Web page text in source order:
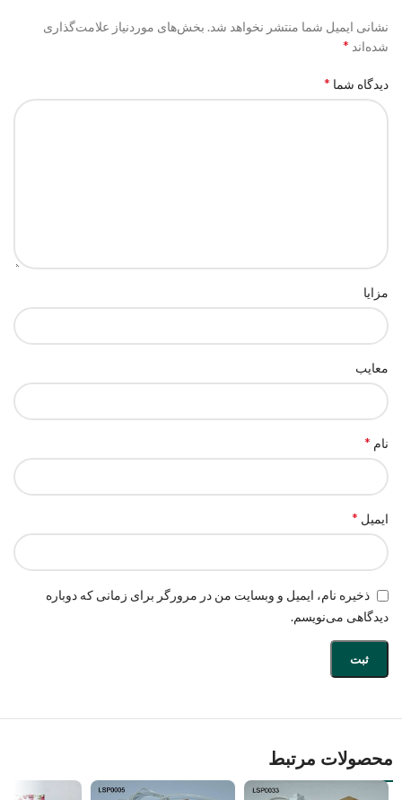
نشانی ایمیل شما منتشر نخواهد شد. بخش‌های موردنیاز علامت‌گذاری
شده‌اند *
دیدگاه شما *
مزایا
معایب
نام *
ایمیل *
ذخیره نام، ایمیل و وبسایت من در مرورگر برای زمانی که دوباره
دیدگاهی می‌نویسم.
محصولات مرتبط